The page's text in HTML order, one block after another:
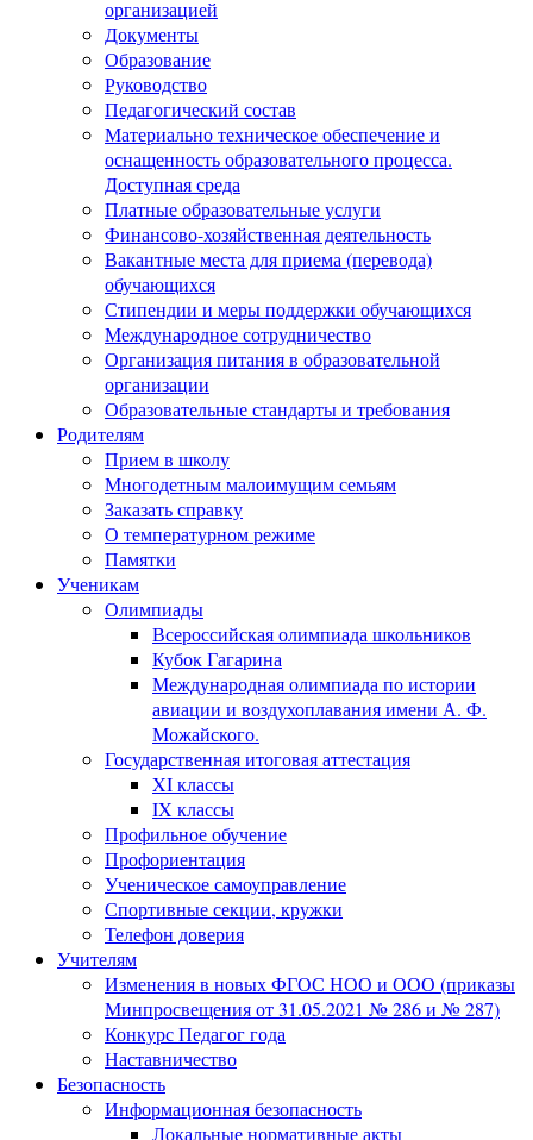
организацией
Документы
Образование
Руководство
Педагогический состав
Материально техническое обеспечение и
оснащенность образовательного процесса.
Доступная среда
Платные образовательные услуги
Финансово-хозяйственная деятельность
Вакантные места для приема (перевода)
обучающихся
Стипендии и меры поддержки обучающихся
Международное сотрудничество
Организация питания в образовательной
организации
Образовательные стандарты и требования
Родителям
Прием в школу
Многодетным малоимущим семьям
Заказать справку
О температурном режиме
Памятки
Ученикам
Олимпиады
Всероссийская олимпиада школьников
Кубок Гагарина
Международная олимпиада по истории
авиации и воздухоплавания имени А. Ф.
Можайского.
Государственная итоговая аттестация
XI классы
IX классы
Профильное обучение
Профориентация
Ученическое самоуправление
Спортивные секции, кружки
Телефон доверия
Учителям
Изменения в новых ФГОС НОО и ООО (приказы
Минпросвещения от 31.05.2021 № 286 и № 287)
Конкурс Педагог года
Наставничество
Безопасность
Информационная безопасность
Локальные нормативные акты